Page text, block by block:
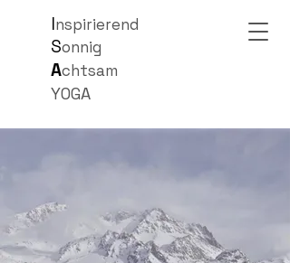
Inspirierend
Sonnig
Achtsam
YOGA